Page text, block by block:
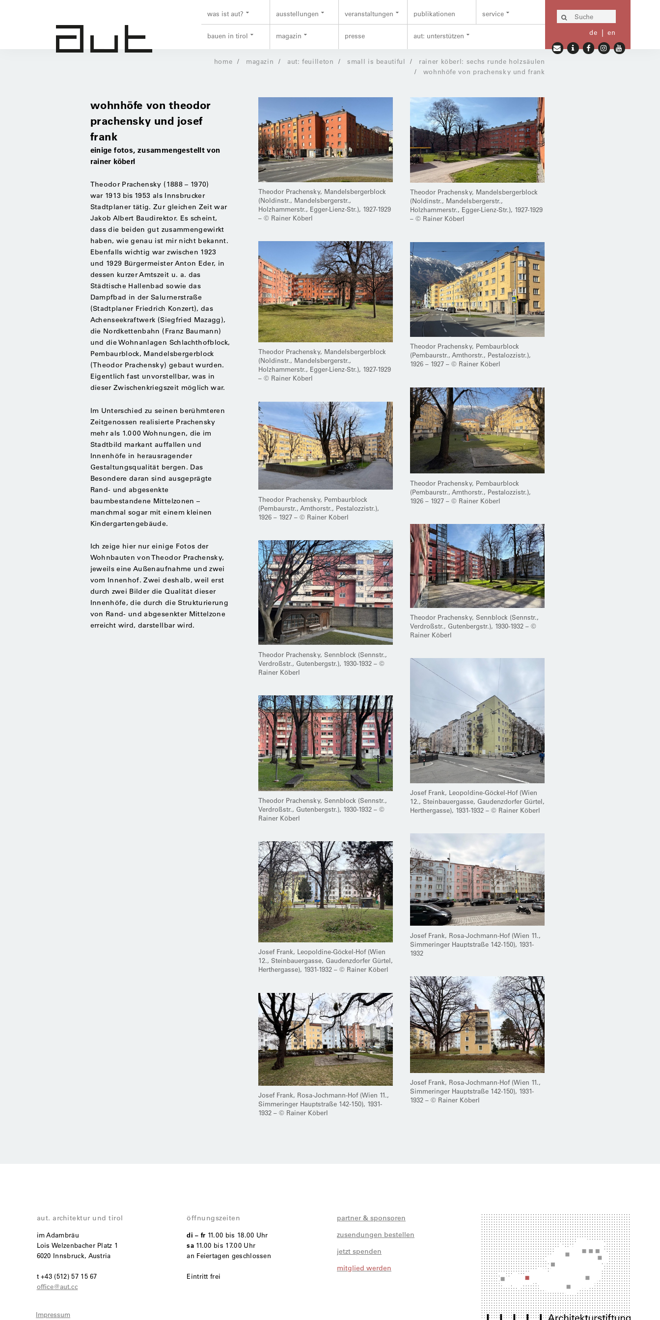
de en
was ist aut? ausstellungen veranstaltungen publikationen service
bauen in tirol magazin presse aut: unterstützen
home magazin aut: feuilleton small is beautiful
rainer köberl: sechs runde holzsäulen
wohnhöfe von prachensky und frank
wohnhöfe von theodor
prachensky und josef
frank
einige fotos, zusammengestellt von
rainer köberl
Theodor Prachensky (1888 – 1970)
war 1913 bis 1953 als Innsbrucker
Stadtplaner tätig. Zur gleichen Zeit war
Jakob Albert Baudirektor. Es scheint,
dass die beiden gut zusammengewirkt
haben, wie genau ist mir nicht bekannt.
Ebenfalls wichtig war zwischen 1923
und 1929 Bürgermeister Anton Eder, in
dessen kurzer Amtszeit u. a. das
Städtische Hallenbad sowie das
Dampfbad in der Salurnerstraße
(Stadtplaner Friedrich Konzert), das
Achenseekraftwerk (Siegfried Mazagg),
die Nordkettenbahn (Franz Baumann)
und die Wohnanlagen Schlachthofblock,
Pembaurblock, Mandelsbergerblock
(Theodor Prachensky) gebaut wurden.
Eigentlich fast unvorstellbar, was in
dieser Zwischenkriegszeit möglich war.
Im Unterschied zu seinen berühmteren
Zeitgenossen realisierte Prachensky
mehr als 1.000 Wohnungen, die im
Stadtbild markant auffallen und
Innenhöfe in herausragender
Gestaltungsqualität bergen. Das
Besondere daran sind ausgeprägte
Rand- und abgesenkte
baumbestandene Mittelzonen –
manchmal sogar mit einem kleinen
Kindergartengebäude.
Ich zeige hier nur einige Fotos der
Wohnbauten von Theodor Prachensky,
jeweils eine Außenaufnahme und zwei
vom Innenhof. Zwei deshalb, weil erst
durch zwei Bilder die Qualität dieser
Innenhöfe, die durch die Strukturierung
von Rand- und abgesenkter Mittelzone
erreicht wird, darstellbar wird.
Theodor Prachensky, Mandelsbergerblock
(Noldinstr., Mandelsbergerstr.,
Holzhammerstr., Egger-Lienz-Str.), 1927-1929
– © Rainer Köberl
Theodor Prachensky, Mandelsbergerblock
(Noldinstr., Mandelsbergerstr.,
Holzhammerstr., Egger-Lienz-Str.), 1927-1929
– © Rainer Köberl
Theodor Prachensky, Mandelsbergerblock
(Noldinstr., Mandelsbergerstr.,
Holzhammerstr., Egger-Lienz-Str.), 1927-1929
– © Rainer Köberl
Theodor Prachensky, Pembaurblock
(Pembaurstr., Amthorstr., Pestalozzistr.),
1926 – 1927 – © Rainer Köberl
Theodor Prachensky, Pembaurblock
(Pembaurstr., Amthorstr., Pestalozzistr.),
1926 – 1927 – © Rainer Köberl
Theodor Prachensky, Pembaurblock
(Pembaurstr., Amthorstr., Pestalozzistr.),
1926 – 1927 – © Rainer Köberl
Theodor Prachensky, Sennblock (Sennstr.,
Verdroßstr., Gutenbergstr.), 1930-1932 – ©
Rainer Köberl
Theodor Prachensky, Sennblock (Sennstr.,
Verdroßstr., Gutenbergstr.), 1930-1932 – ©
Rainer Köberl
Theodor Prachensky, Sennblock (Sennstr.,
Verdroßstr., Gutenbergstr.), 1930-1932 – ©
Rainer Köberl
Josef Frank, Leopoldine-Göckel-Hof (Wien
12., Steinbauergasse, Gaudenzdorfer Gürtel,
Herthergasse), 1931-1932 – © Rainer Köberl
Josef Frank, Leopoldine-Göckel-Hof (Wien
12., Steinbauergasse, Gaudenzdorfer Gürtel,
Herthergasse), 1931-1932 – © Rainer Köberl
Josef Frank, Rosa-Jochmann-Hof (Wien 11.,
Simmeringer Hauptstraße 142-150), 1931-
1932
Josef Frank, Rosa-Jochmann-Hof (Wien 11.,
Simmeringer Hauptstraße 142-150), 1931-
1932 – © Rainer Köberl
Josef Frank, Rosa-Jochmann-Hof (Wien 11.,
Simmeringer Hauptstraße 142-150), 1931-
1932 – © Rainer Köberl
aut. architektur und tirol
im Adambräu
Lois Welzenbacher Platz 1
6020 Innsbruck, Austria
t +43 (512) 57 15 67
office@aut.cc
öffnungszeiten
di – fr 11.00 bis 18.00 Uhr
sa11.00 bis 17.00 Uhr
an Feiertagen geschlossen
Eintritt frei
partner & sponsoren
zusendungen bestellen
jetzt spenden
mitglied werden
Impressum